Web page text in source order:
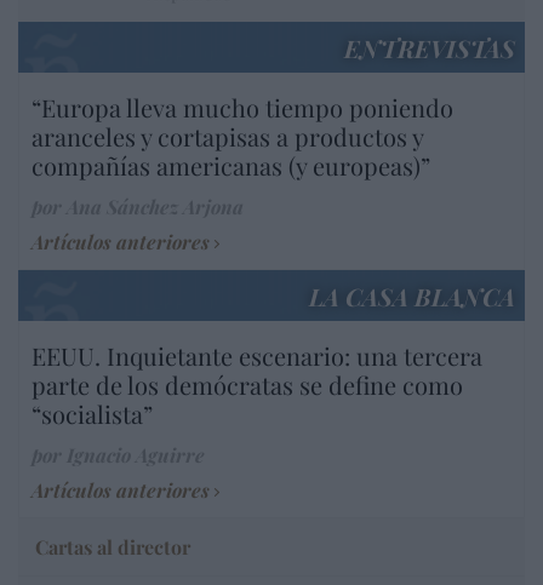
ENTREVISTAS
“Europa lleva mucho tiempo poniendo
aranceles y cortapisas a productos y
compañías americanas (y europeas)”
Artículos anteriores
LA CASA BLANCA
EEUU. Inquietante escenario: una tercera
parte de los demócratas se define como
“socialista”
Artículos anteriores
Cartas al director